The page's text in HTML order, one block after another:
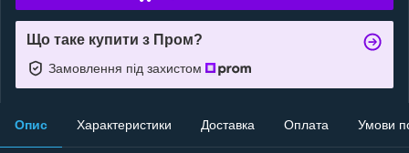
Що таке купити з Пром?
Замовлення під захистом
Опис Характеристики Доставка Оплата Умови